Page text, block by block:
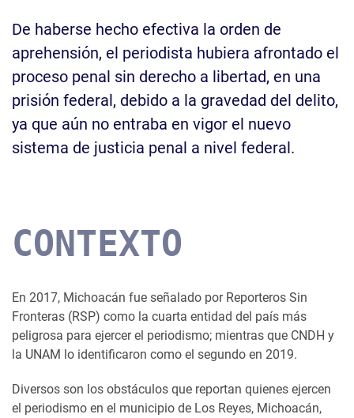
De haberse hecho efectiva la orden de
aprehensión, el periodista hubiera afrontado el
proceso penal sin derecho a libertad, en una
prisión federal, debido a la gravedad del delito,
ya que aún no entraba en vigor el nuevo
sistema de justicia penal a nivel federal.
CONTEXTO
En 2017, Michoacán fue señalado por Reporteros Sin
Fronteras (RSP) como la cuarta entidad del país más
peligrosa para ejercer el periodismo; mientras que CNDH y
la UNAM lo identificaron como el segundo en 2019.
Diversos son los obstáculos que reportan quienes ejercen
el periodismo en el municipio de Los Reyes, Michoacán,